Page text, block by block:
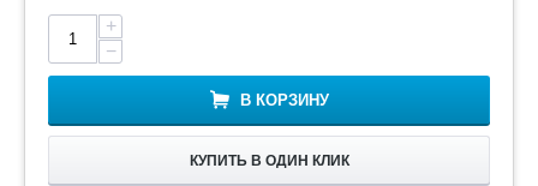
+
−
В КОРЗИНУ
КУПИТЬ В ОДИН КЛИК